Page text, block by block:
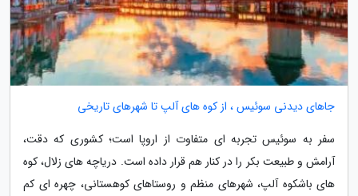
جاهای دیدنی سوئیس ، از کوه های آلپ تا شهرهای تاریخی
سفر به سوئیس تجربه ای متفاوت از اروپا است؛ کشوری که دقت،
آرامش و طبیعت بکر را در کنار هم قرار داده است. دریاچه های زلال، کوه
های باشکوه آلپ، شهرهای منظم و روستاهای کوهستانی، چهره ای کم